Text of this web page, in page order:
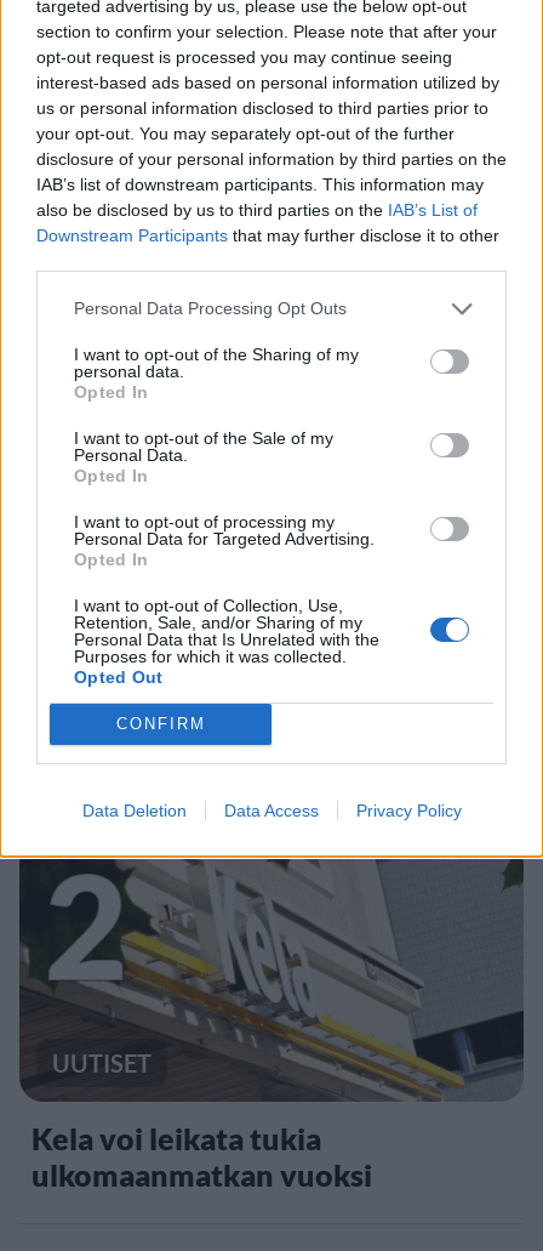
targeted advertising by us, please use the below opt-out
section to confirm your selection. Please note that after your
opt-out request is processed you may continue seeing
interest-based ads based on personal information utilized by
us or personal information disclosed to third parties prior to
your opt-out. You may separately opt-out of the further
disclosure of your personal information by third parties on the
IAB’s list of downstream participants. This information may
also be disclosed by us to third parties on the IAB’s List of
Downstream Participants that may further disclose it to other
Personal Data Processing Opt Outs
I want to opt-out of the Sharing of my
personal data.
Opted In
I want to opt-out of the Sale of my
Personal Data.
Opted In
I want to opt-out of processing my
Personal Data for Targeted Advertising.
Opted In
I want to opt-out of Collection, Use,
Retention, Sale, and/or Sharing of my
Personal Data that Is Unrelated with the
Purposes for which it was collected.
Opted Out
CONFIRM
Data Deletion Data Access Privacy Policy
Staran luetuimmat
1
MATKAILU
Maailman eniten matkustaneet
valitsivat suosikkikohteensa –
yllättävä voittaja
2
UUTISET
Kela voi leikata tukia
ulkomaanmatkan vuoksi